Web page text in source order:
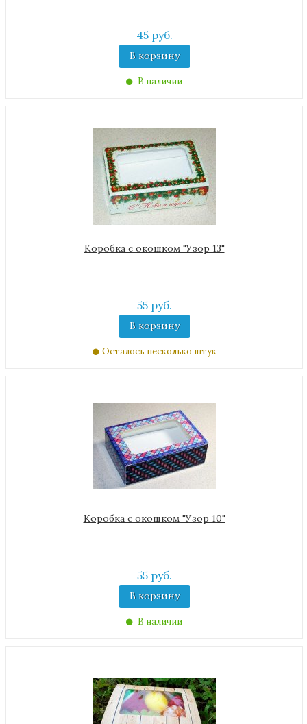
45 руб.
В корзину
В наличии
Коробка с окошком "Узор 13"
55 руб.
В корзину
Осталось несколько штук
Коробка с окошком "Узор 10"
55 руб.
В корзину
В наличии